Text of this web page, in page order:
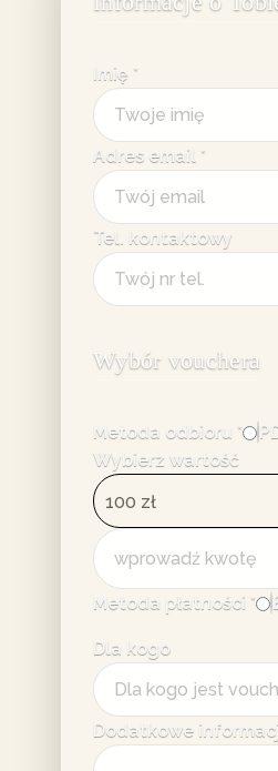
Imię *
Adres email *
Tel. kontaktowy
Wybór vouchera
Metoda odbioru *
Wybierz wartość
Metoda płatności *
Dla kogo
Dodatkowe